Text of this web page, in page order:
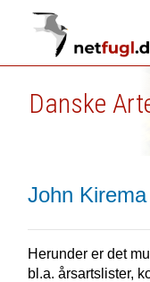
Danske
John
Herunder er det
bl.a. årsartslister,